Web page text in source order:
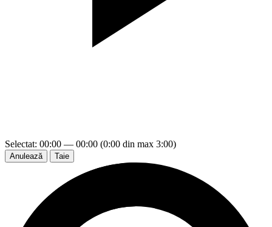
Selectat: 00:00 — 00:00 (0:00 din max 3:00)
Anulează Taie